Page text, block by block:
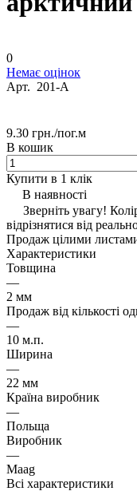
0
Немає оцінок
Арт. 201-А
9.30 грн./пог.м
В кошик
Купити в 1 клік
В наявності
Зверніть увагу!
відрізнятися від
Продаж цілими
Характеристики
Товщина
—
2 мм
Продаж від кількості
—
10 м.п.
Ширина
—
22 мм
Країна виробник
—
Польща
Виробник
—
Maag
Всі характеристики